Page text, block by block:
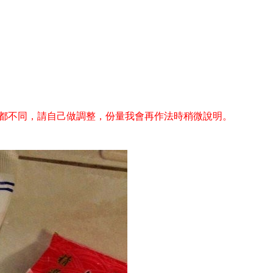
同，請自己做調整，份量我會再作法時稍微說明。